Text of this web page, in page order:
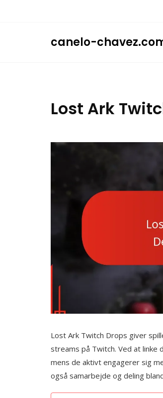
canelo-
Lost Ark
Lost Ark Twitch Drops giver
streams på Twitch. Ved at
mens de aktivt engagerer sig
også samarbejde og deling